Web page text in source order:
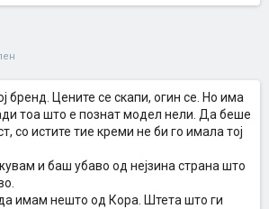
бренд. Цените се скапи, огин се. Но има
тоа што е познат модел нели. Да беше
со истите тие креми не би го имала тој
и баш убаво од нејзина страна што
имам нешто од Кора. Штета што ги